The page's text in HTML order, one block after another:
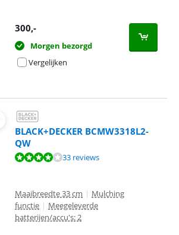
300,-
Morgen bezorgd
Vergelijken
BLACK+DECKER BCMW3318L2-
QW
10, gebaseerd op 33 reviews.
33 reviews
Maaibreedte 33 cm | Mulching
functie | Meegeleverde
batterijen/accu's: 2